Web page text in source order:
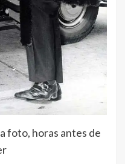
foto, horas antes de